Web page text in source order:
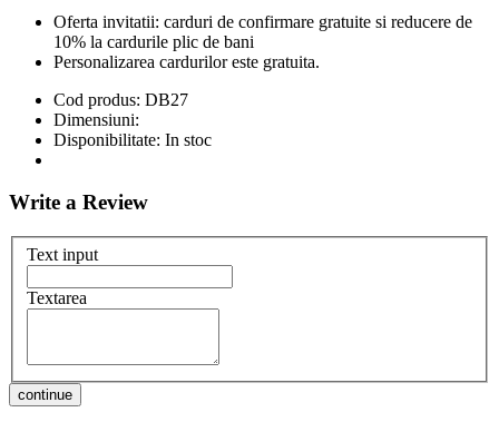
Oferta invitatii: carduri de confirmare gratuite si reducere de
10% la cardurile plic de bani
Personalizarea cardurilor este gratuita.
Cod produs: DB27
Dimensiuni:
Disponibilitate: In stoc
Write a Review
Text input
Textarea